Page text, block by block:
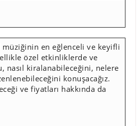
en eğlenceli ve keyifli
özel etkinliklerde ve
nasıl kiralanabileceğini, nelere
konuşacağız.
ve fiyatları hakkında da